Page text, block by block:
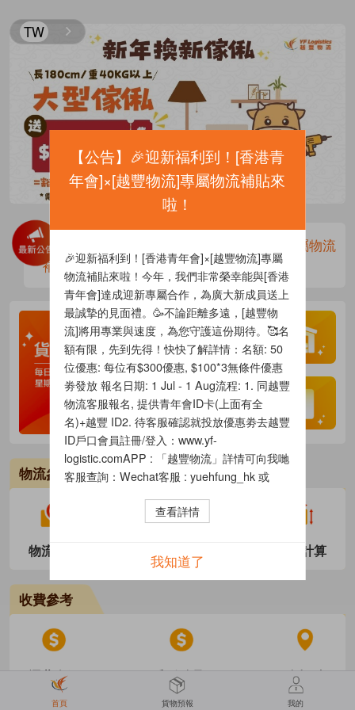
TW
🎉迎新福利到！[香港青年會]×[越豐物流]專屬物流
補貼來啦！
物流參考
物流追蹤 體積計算
收費參考
運費介紹 郵政自取 自提點
【公告】 🎉迎新福利到！[香港青
年會]×[越豐物流]專屬物流補貼來
啦！
🎉迎新福利到！[香港青年會]×[越豐物流]專屬
物流補貼來啦！今年，我們非常榮幸能與[香港
青年會]達成迎新專屬合作，為廣大新成員送上
最誠摯的見面禮。🥳不論距離多遠，[越豐物
流]將用專業與速度，為您守護這份期待。🥰名
額有限，先到先得！快快了解詳情：名額: 50
位優惠: 每位有$300優惠, $100*3無條件優惠
劵發放 報名日期: 1 Jul - 1 Aug流程: 1. 同越豐
物流客服報名, 提供青年會ID卡(上面有全
名)+越豐 ID2. 待客服確認就投放優惠劵去越豐
ID戶口會員註冊/登入：www.yf-
logistic.comAPP : 「越豐物流」詳情可向我哋
客服查詢：Wechat客服 : yuehfung_hk 或
查看詳情
我知道了
首頁 貨物預報 我的